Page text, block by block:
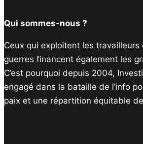
Qui sommes-nous ?
Ceux qui exploitent les
guerres financent également les
C’est pourquoi depuis 2004,
engagé dans la bataille de l’info
paix et une répartition équitable